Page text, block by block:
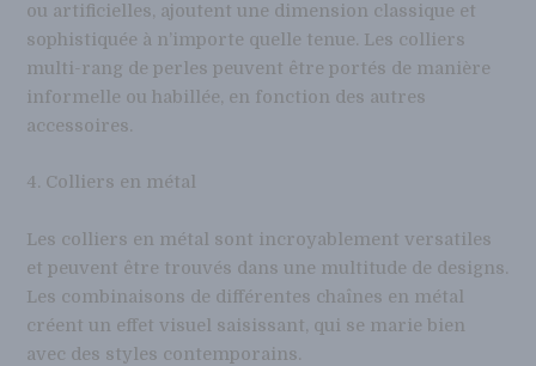
ou artificielles, ajoutent une dimension classique et
sophistiquée à n’importe quelle tenue. Les colliers
multi-rang de perles peuvent être portés de manière
informelle ou habillée, en fonction des autres
accessoires.
4. Colliers en métal
Les colliers en métal sont incroyablement versatiles
et peuvent être trouvés dans une multitude de designs.
Les combinaisons de différentes chaînes en métal
créent un effet visuel saisissant, qui se marie bien
avec des styles contemporains.